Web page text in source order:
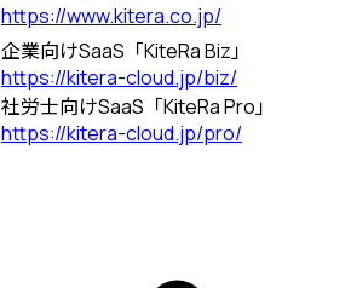
https://www.kitera.co.jp/
企業向けSaaS「KiteRa Biz」
https://kitera-cloud.jp/biz/
社労士向けSaaS「KiteRa Pro」
https://kitera-cloud.jp/pro/